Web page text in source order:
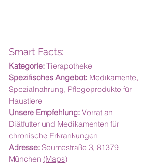
Smart Facts:
Kategorie: Tierapotheke
Spezifisches Angebot: Medikamente,
Spezialnahrung, Pflegeprodukte für
Haustiere
Unsere Empfehlung: Vorrat an
Diätfutter und Medikamenten für
chronische Erkrankungen
Adresse: Seumestraße 3, 81379
München (Maps)